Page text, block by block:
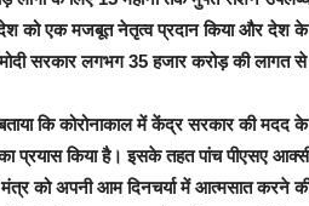
को एक मजबूत नेतृत्व प्रदान किया और देश के
सरकार लगभग 35 हजार करोड़ की लागत
कि कोरोनाकाल में केंद्र सरकार की मदद
प्रयास किया है। इसके तहत पांच पीएसए
को अपनी आम दिनचर्या में आत्मसात करने